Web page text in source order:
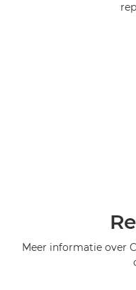
Meer informatie over